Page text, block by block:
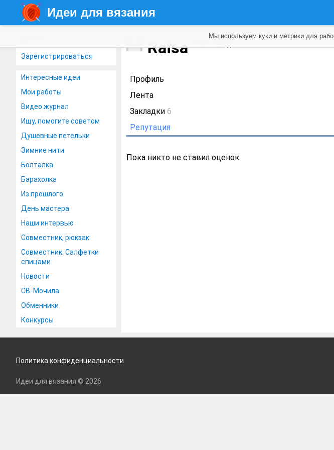
Идеи для вязания
Зарегистрироваться
Интересные идеи
Мои работы
Видео журнал
Ищу, помогите советом
Душевные петельки
Зимние нити
Болталка
Барахолка
Из прошлого
День мастера
Наши интервью
Совместник, рюкзак
Совместник. Салфетки
спицами
Новости
СВ. Мочила
Обменники
Конкурсы
Raisa
Профиль
Лента
Закладки 6
Репутация
Пока никто не ставил оценок
Мы используем куки и метрики для
Политика конфиденциальности
Идеи для вязания © 2026